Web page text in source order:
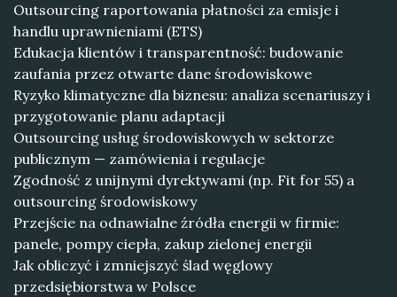
Outsourcing raportowania płatności za emisje i
handlu uprawnieniami (ETS)
Edukacja klientów i transparentność: budowanie
zaufania przez otwarte dane środowiskowe
Ryzyko klimatyczne dla biznesu: analiza scenariuszy i
przygotowanie planu adaptacji
Outsourcing usług środowiskowych w sektorze
publicznym — zamówienia i regulacje
Zgodność z unijnymi dyrektywami (np. Fit for 55) a
outsourcing środowiskowy
Przejście na odnawialne źródła energii w firmie:
panele, pompy ciepła, zakup zielonej energii
Jak obliczyć i zmniejszyć ślad węglowy
przedsiębiorstwa w Polsce